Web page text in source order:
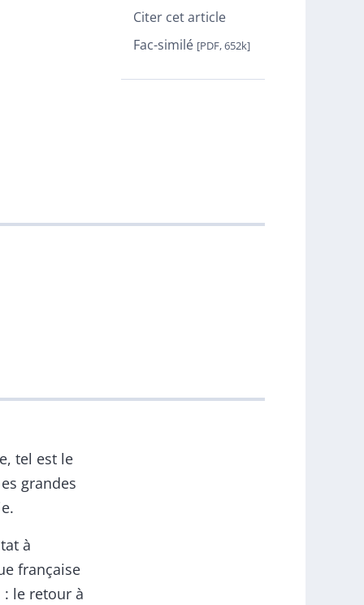
Citer cet article
Fac-similé [PDF, 652k]
tel est le
grandes
à
française
le retour à